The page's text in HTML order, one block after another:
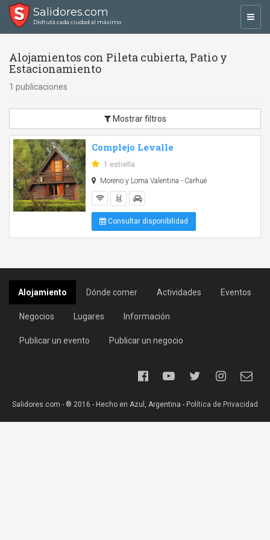
Salidores.com
Disfrutá cada ciudad al máximo
Alojamientos con Pileta cubierta, Patio y
Estacionamiento
1 publicaciones
Mostrar filtros
Complejo Levalle
1 estrella
Moreno y Loma Valentina - Carhué
Consultar disponibilidad
Alojamiento Dónde comer Actividades Eventos
Negocios Lugares Información
Publicar un evento Publicar un negocio
Salidores.com - ® 2016 - Hecho en Azul, Argentina - Política de Privacidad